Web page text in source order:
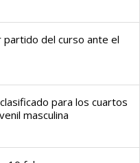
partido del curso ante el
para los cuartos
masculina